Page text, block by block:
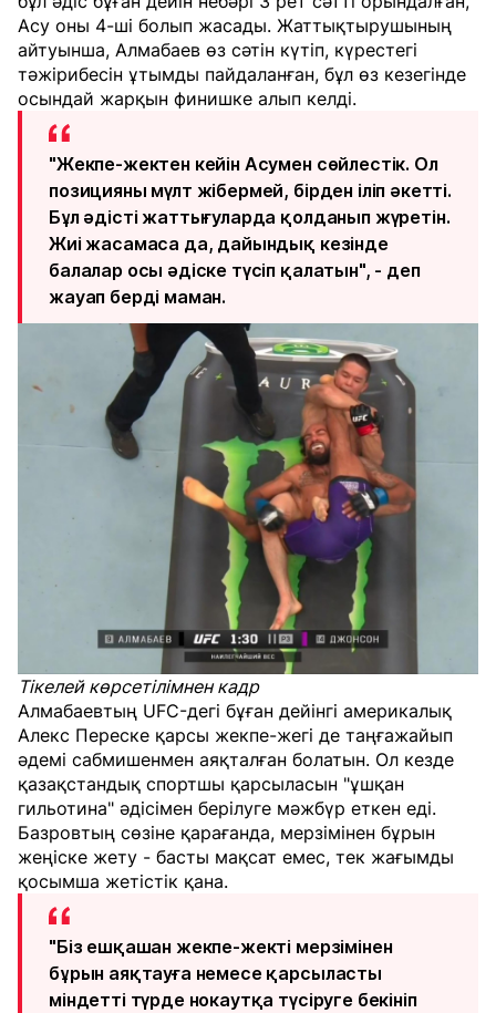
Асу оны 4-ші болып жасады. Жаттықтырушының
айтуынша, Алмабаев өз сәтін күтіп, күрестегі
тәжірибесін ұтымды пайдаланған, бұл өз кезегінде
осындай жарқын финишке алып келді.
"Жекпе-жектен кейін Асумен сөйлестік. Ол
позицияны мүлт жібермей, бірден іліп әкетті.
Бұл әдісті жаттығуларда қолданып жүретін.
Жиі жасамаса да, дайындық кезінде
балалар осы әдіске түсіп қалатын", - деп
жауап берді маман.
Тікелей көрсетілімнен кадр
Алмабаевтың UFC-дегі бұған дейінгі америкалық
Алекс Переске қарсы жекпе-жегі де таңғажайып
әдемі сабмишенмен аяқталған болатын. Ол кезде
қазақстандық спортшы қарсыласын "ұшқан
гильотина" әдісімен берілуге мәжбүр еткен еді.
Базровтың сөзіне қарағанда, мерзімінен бұрын
жеңіске жету - басты мақсат емес, тек жағымды
қосымша жетістік қана.
"Біз ешқашан жекпе-жекті мерзімінен
бұрын аяқтауға немесе қарсыласты
міндетті түрде нокаутқа түсіруге бекініп